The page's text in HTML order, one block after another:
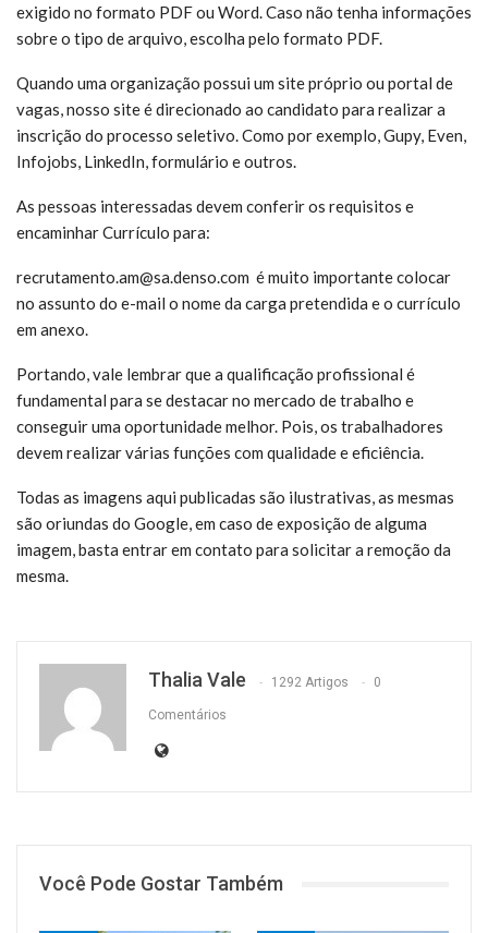
exigido no formato PDF ou Word. Caso não tenha informações
sobre o tipo de arquivo, escolha pelo formato PDF.
Quando uma organização possui um site próprio ou portal de
vagas, nosso site é direcionado ao candidato para realizar a
inscrição do processo seletivo. Como por exemplo, Gupy, Even,
Infojobs, LinkedIn, formulário e outros.
As pessoas interessadas devem conferir os requisitos e
encaminhar Currículo para:
recrutamento.am@sa.denso.com é muito importante colocar
no assunto do e-mail o nome da carga pretendida e o currículo
em anexo.
Portando, vale lembrar que a qualificação profissional é
fundamental para se destacar no mercado de trabalho e
conseguir uma oportunidade melhor. Pois, os trabalhadores
devem realizar várias funções com qualidade e eficiência.
Todas as imagens aqui publicadas são ilustrativas, as mesmas
são oriundas do Google, em caso de exposição de alguma
imagem, basta entrar em contato para solicitar a remoção da
mesma.
Thalia Vale 1292 Artigos 0
Comentários
Você Pode Gostar Também